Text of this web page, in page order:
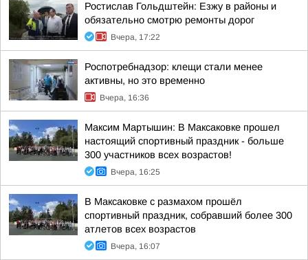
Ростислав Гольдштейн: Езжу в районы и
обязательно смотрю ремонты дорог
Вчера, 17:22
Роспотребнадзор: клещи стали менее
активны, но это временно
Вчера, 16:36
Максим Мартышин: В Максаковке прошел
настоящий спортивный праздник - больше
300 участников всех возрастов!
Вчера, 16:25
В Максаковке с размахом прошёл
спортивный праздник, собравший более 300
атлетов всех возрастов
Вчера, 16:07